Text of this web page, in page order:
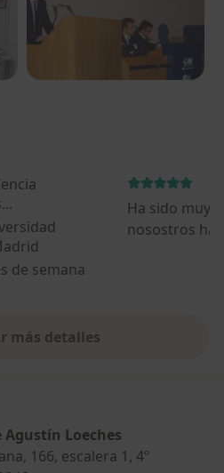
de semana
Ha sido muy
nosostros
más detalles
sobre la experiencia
Agustín Loeches
166, escalera 1, 4º